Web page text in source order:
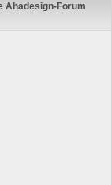
Ahadesign-Forum